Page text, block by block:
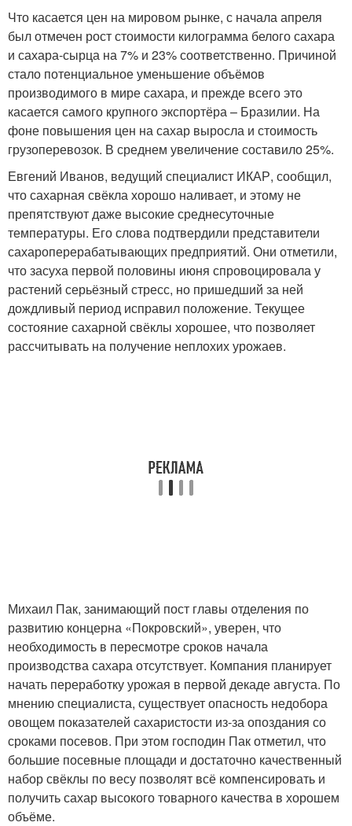
Что касается цен на мировом рынке, с начала апреля
был отмечен рост стоимости килограмма белого сахара
и сахара-сырца на 7% и 23% соответственно. Причиной
стало потенциальное уменьшение объёмов
производимого в мире сахара, и прежде всего это
касается самого крупного экспортёра – Бразилии. На
фоне повышения цен на сахар выросла и стоимость
грузоперевозок. В среднем увеличение составило 25%.
Евгений Иванов, ведущий специалист ИКАР, сообщил,
что сахарная свёкла хорошо наливает, и этому не
препятствуют даже высокие среднесуточные
температуры. Его слова подтвердили представители
сахароперерабатывающих предприятий. Они отметили,
что засуха первой половины июня спровоцировала у
растений серьёзный стресс, но пришедший за ней
дождливый период исправил положение. Текущее
состояние сахарной свёклы хорошее, что позволяет
рассчитывать на получение неплохих урожаев.
Михаил Пак, занимающий пост главы отделения по
развитию концерна «Покровский», уверен, что
необходимость в пересмотре сроков начала
производства сахара отсутствует. Компания планирует
начать переработку урожая в первой декаде августа. По
мнению специалиста, существует опасность недобора
овощем показателей сахаристости из-за опоздания со
сроками посевов. При этом господин Пак отметил, что
большие посевные площади и достаточно качественный
набор свёклы по весу позволят всё компенсировать и
получить сахар высокого товарного качества в хорошем
объёме.